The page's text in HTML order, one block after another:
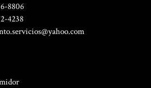
8806
4238